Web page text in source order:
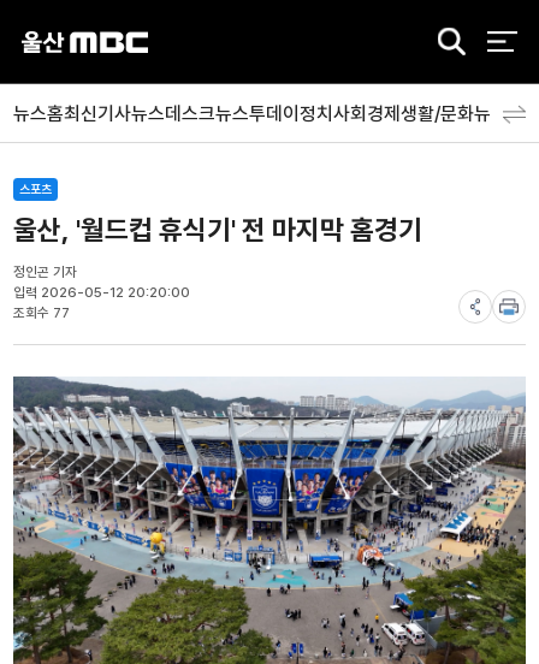
검
뉴스홈최신기사뉴스데스크뉴스투데이정치사회경제생활/문화뉴스특
스포츠
울산, '월드컵 휴식기' 전 마지막 홈경기
정인곤 기자
입력 2026-05-12 20:20:00
조회수 77